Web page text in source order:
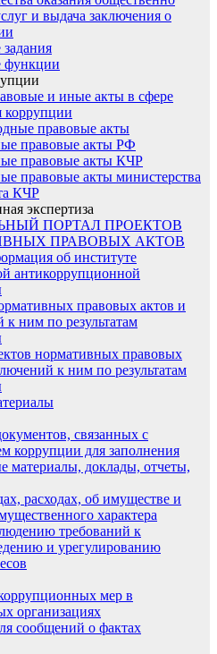
и выдача заключения о
функции
и иные акты в сфере
коррупции
правовые акты
правовые акты РФ
правовые акты КЧР
правовые акты министерства
КЧР
экспертиза
ПОРТАЛ ПРОЕКТОВ
ПРАВОВЫХ АКТОВ
об институте
антикоррупционной
правовых актов и
к ним по результатам
нормативных правовых
к ним по результатам
связанных с
коррупции для заполнения
доклады, отчеты,
расходах, об имуществе и
характера
требований к
и урегулированию
мер в
организациях
сообщений о фактах